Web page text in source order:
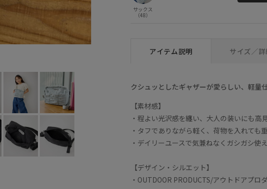
サックス
（48）
アイテム説明 サイズ／詳
クシュッとしたギャザーが愛らしい、軽量
【素材感】
・程よい光沢感を纏い、大人の装いにも高
・タフでありながら軽く、荷物を入れても
・デイリーユースで気兼ねなくガシガシ使
【デザイン・シルエット】
・OUTDOOR PRODUCTS/アウトドアプロ